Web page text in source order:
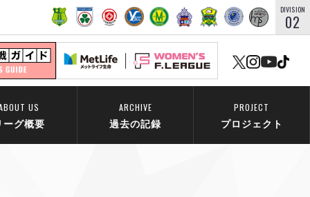
DIVISION
02
US
ーグ概要
ARCHIVE
過去の記録
PROJECT
プロジェクト